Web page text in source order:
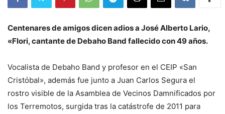
Centenares de amigos dicen adios a José Alberto Lario,
«Flori, cantante de Debaho Band fallecido con 49 años.
Vocalista de Debaho Band y profesor en el CEIP «San
Cristóbal», además fue junto a Juan Carlos Segura el
rostro visible de la Asamblea de Vecinos Damnificados por
los Terremotos, surgida tras la catástrofe de 2011 para